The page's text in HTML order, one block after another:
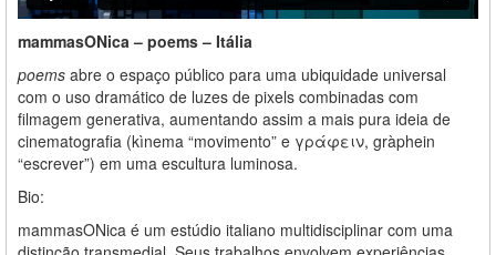
mammasONica – poems – Itália
poems abre o espaço público para uma ubiquidade universal
com o uso dramático de luzes de pixels combinadas com
filmagem generativa, aumentando assim a mais pura ideia de
cinematografia (kìnema “movimento” e γράφειν, gràphein
“escrever”) em uma escultura luminosa.
Bio:
mammasONica é um estúdio italiano multidisciplinar com uma